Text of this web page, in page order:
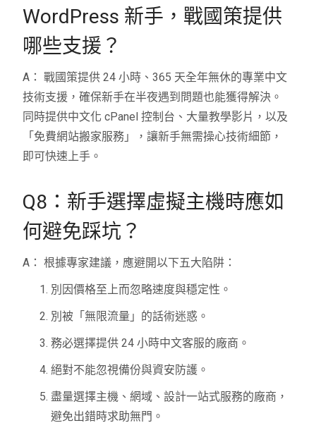
WordPress 新手，戰國策提供
哪些支援？
A： 戰國策提供 24 小時、365 天全年無休的專業中文
技術支援，確保新手在半夜遇到問題也能獲得解決。
同時提供中文化 cPanel 控制台、大量教學影片，以及
「免費網站搬家服務」，讓新手無需操心技術細節，
即可快速上手。
Q8：新手選擇虛擬主機時應如
何避免踩坑？
A： 根據專家建議，應避開以下五大陷阱：
別因價格至上而忽略速度與穩定性。
別被「無限流量」的話術迷惑。
務必選擇提供 24 小時中文客服的廠商。
絕對不能忽視備份與資安防護。
盡量選擇主機、網域、設計一站式服務的廠商，
避免出錯時求助無門。